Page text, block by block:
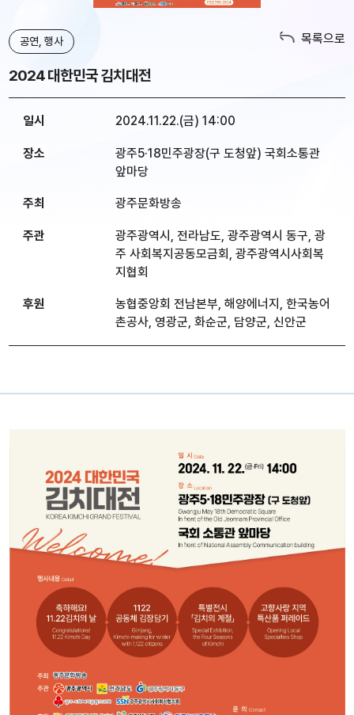
공연, 행사
2024 대한민국 김치대전
일시 2024.11.22.(금) 14:00
장소
광주5·18민주광장(구 도청앞) 국회소통관
앞마당
주최 광주문화방송
주관
광주광역시, 전라남도, 광주광역시 동구, 광
주 사회복지공동모금회, 광주광역시사회복
지협회
후원
농협중앙회 전남본부, 해양에너지, 한국농어
촌공사, 영광군, 화순군, 담양군, 신안군
목록으로